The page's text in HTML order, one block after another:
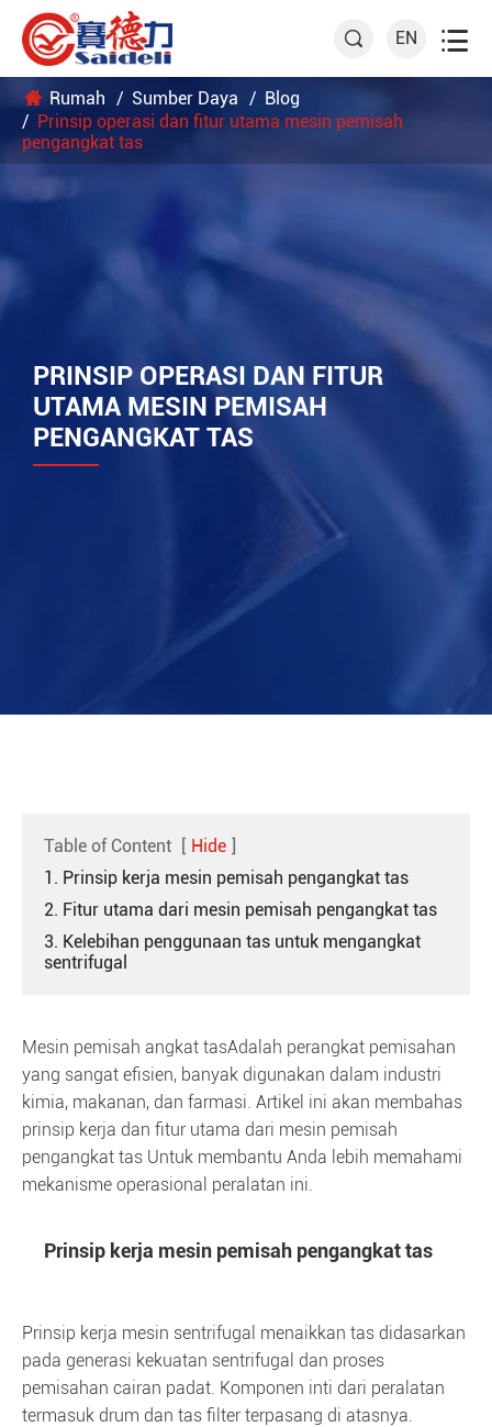
 EN 
Rumah Sumber Daya
Blog
Prinsip operasi dan fitur utama mesin pemisah
pengangkat tas
PRINSIP OPERASI DAN FITUR
UTAMA MESIN PEMISAH
PENGANGKAT TAS
Table of Content [ Hide ]
1. Prinsip kerja mesin pemisah pengangkat tas
2. Fitur utama dari mesin pemisah pengangkat tas
3. Kelebihan penggunaan tas untuk mengangkat
sentrifugal
Mesin pemisah angkat tasAdalah perangkat pemisahan
yang sangat efisien, banyak digunakan dalam industri
kimia, makanan, dan farmasi. Artikel ini akan membahas
prinsip kerja dan fitur utama dari mesin pemisah
pengangkat tas Untuk membantu Anda lebih memahami
mekanisme operasional peralatan ini.
Prinsip kerja mesin pemisah pengangkat tas
Prinsip kerja mesin sentrifugal menaikkan tas didasarkan
pada generasi kekuatan sentrifugal dan proses
pemisahan cairan padat. Komponen inti dari peralatan
termasuk drum dan tas filter terpasang di atasnya.